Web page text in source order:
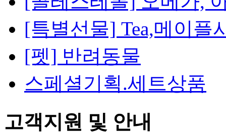
[특별선물] Tea,메이플
[펫] 반려동물
스페셜기획.세트상품
고객지원 및 안내